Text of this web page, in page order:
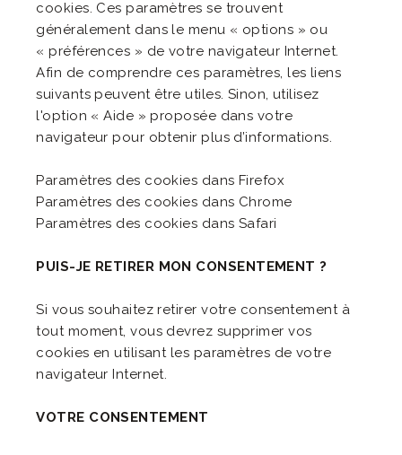
cookies. Ces paramètres se trouvent
généralement dans le menu « options » ou
« préférences » de votre navigateur Internet.
Afin de comprendre ces paramètres, les liens
suivants peuvent être utiles. Sinon, utilisez
l'option « Aide » proposée dans votre
navigateur pour obtenir plus d’informations.
Paramètres des cookies dans Firefox
Paramètres des cookies dans Chrome
Paramètres des cookies dans Safari
PUIS-JE RETIRER MON CONSENTEMENT ?
Si vous souhaitez retirer votre consentement à
tout moment, vous devrez supprimer vos
cookies en utilisant les paramètres de votre
navigateur Internet.
VOTRE CONSENTEMENT